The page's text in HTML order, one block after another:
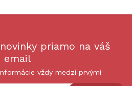
priamo na váš
email
vždy medzi prvými